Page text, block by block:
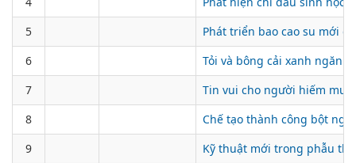
5
Phát triển bao cao su mới
6
Tỏi và bông cải xanh ngăn
7
Tin vui cho người hiếm
8
Chế tạo thành công bột
9
Kỹ thuật mới trong phẫu